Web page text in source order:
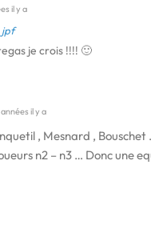
il y a
jpf
je crois !!!! 🙂
il y a
, Mesnard ,
n2 – n3 … Donc une